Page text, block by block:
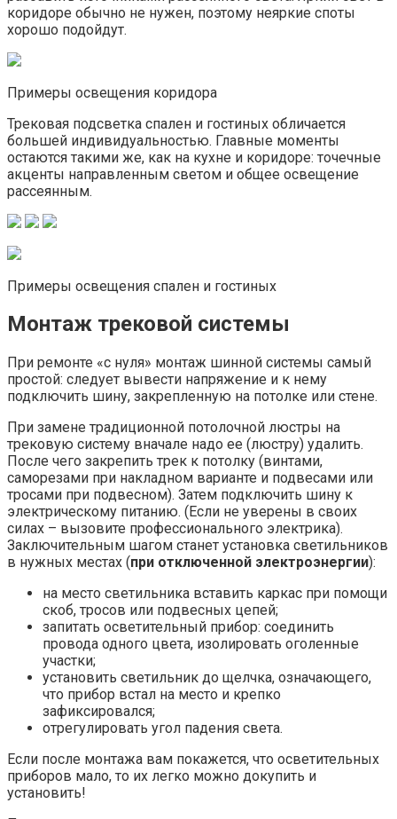
коридоре обычно не нужен, поэтому неяркие споты
хорошо подойдут.
Примеры освещения коридора
Трековая подсветка спален и гостиных обличается
большей индивидуальностью. Главные моменты
остаются такими же, как на кухне и коридоре: точечные
акценты направленным светом и общее освещение
рассеянным.
Примеры освещения спален и гостиных
Монтаж трековой системы
При ремонте «с нуля» монтаж шинной системы самый
простой: следует вывести напряжение и к нему
подключить шину, закрепленную на потолке или стене.
При замене традиционной потолочной люстры на
трековую систему вначале надо ее (люстру) удалить.
После чего закрепить трек к потолку (винтами,
саморезами при накладном варианте и подвесами или
тросами при подвесном). Затем подключить шину к
электрическому питанию. (Если не уверены в своих
силах – вызовите профессионального электрика).
Заключительным шагом станет установка светильников
в нужных местах (при отключенной электроэнергии):
на место светильника вставить каркас при помощи
скоб, тросов или подвесных цепей;
запитать осветительный прибор: соединить
провода одного цвета, изолировать оголенные
участки;
установить светильник до щелчка, означающего,
что прибор встал на место и крепко
зафиксировался;
отрегулировать угол падения света.
Если после монтажа вам покажется, что осветительных
приборов мало, то их легко можно докупить и
установить!